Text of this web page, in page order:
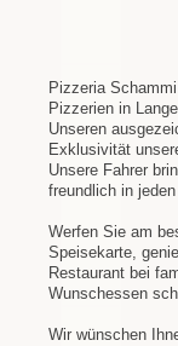
Pizzeria
Pizzerien in
Unseren
Exklusivität
Unsere Fahrer
freundlich in
Werfen Sie am
Speisekarte,
Restaurant bei
Wunschessen
Wir wünschen